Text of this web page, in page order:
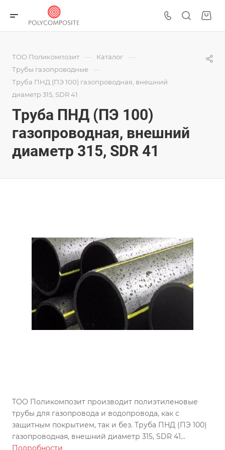
ТОО Поликомпозит — Каталог —
Трубы газопроводные —
Труба ПНД (ПЭ 100) газопроводная, внешний
диаметр 315, SDR 41
Труба ПНД (ПЭ 100)
газопроводная, внешний
диаметр 315, SDR 41
ТОО Поликомпозит производит полиэтиленовые
трубы для газопровода и водопровода, как с
защитным покрытием, так и без. Труба ПНД (ПЭ 100)
газопроводная, внешний диаметр 315, SDR 41
изготовлена по ГОСТу, может использоваться во всех
Подробности